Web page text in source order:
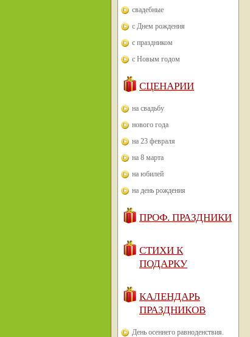
свадебные
с Днем рождения
с праздником
с Новым годом
СЦЕНАРИИ
на свадьбу
нового года
на 23 февраля
на 8 марта
на юбилей
на день рождения
ПРОФ. ПРАЗДНИКИ
СТИХИ К
ПОДАРКУ
КАЛЕНДАРЬ
ПРАЗДНИКОВ
День осеннего равноденствия.